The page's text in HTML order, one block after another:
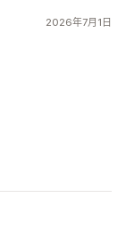
2026年7月1日